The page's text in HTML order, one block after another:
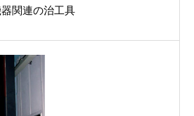
関連の治工具